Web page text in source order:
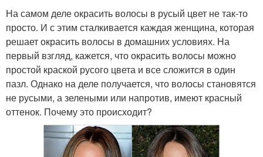
На самом деле окрасить волосы в русый цвет не так-то
просто. И с этим сталкивается каждая женщина, которая
решает окрасить волосы в домашних условиях. На
первый взгляд, кажется, что окрасить волосы можно
простой краской русого цвета и все сложится в один
пазл. Однако на деле получается, что волосы становятся
не русыми, а зелеными или напротив, имеют красный
оттенок. Почему это происходит?